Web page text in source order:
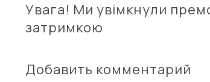
Увага! Ми увімкнули
затримкою
Добавить комментарий